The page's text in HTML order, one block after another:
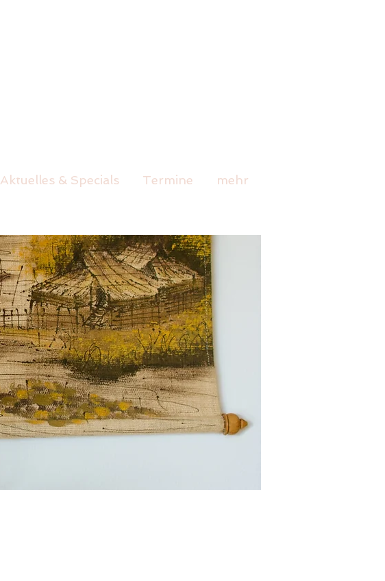
Aktuelles & Specials Termine mehr